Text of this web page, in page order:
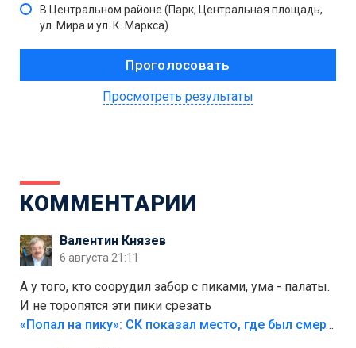
В Центральном районе (Парк, Центральная площадь,
ул. Мира и ул. К. Маркса)
Просмотреть результаты
КОММЕНТАРИИ
Валентин Князев
6 августа 21:11
А у того, кто соорудил забор с пиками, ума - палаты.
И не торопятся эти пики срезать
«Попал на пику»: СК показал место, где был смертельно травмирован ребенок в Тольятти